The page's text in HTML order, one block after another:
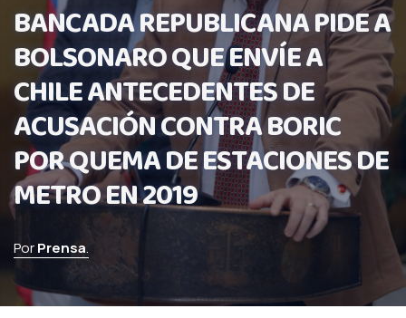
BANCADA REPUBLICANA PIDE A
BOLSONARO QUE ENVÍE A
CHILE ANTECEDENTES DE
ACUSACIÓN CONTRA BORIC
POR QUEMA DE ESTACIONES DE
METRO EN 2019
PorPrensa.